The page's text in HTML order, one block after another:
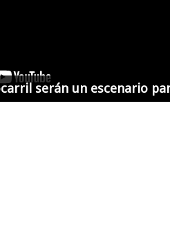
serán un escenario